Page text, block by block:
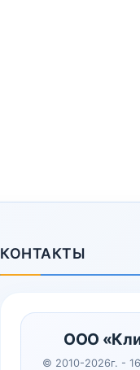
КОНТАКТЫ
ООО
© 2010-2026г. -